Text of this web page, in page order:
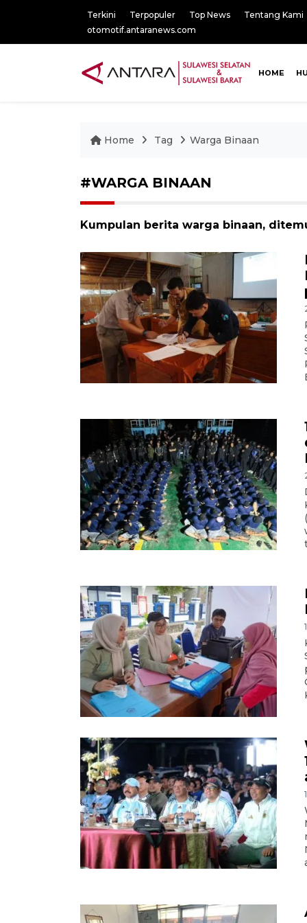
Terkini Terpopuler Top News
Tentang Kami
otomotif.antaranews.com
HOME
Home Tag Warga Binaan
#WARGA BINAAN
Kumpulan berita warga binaan,